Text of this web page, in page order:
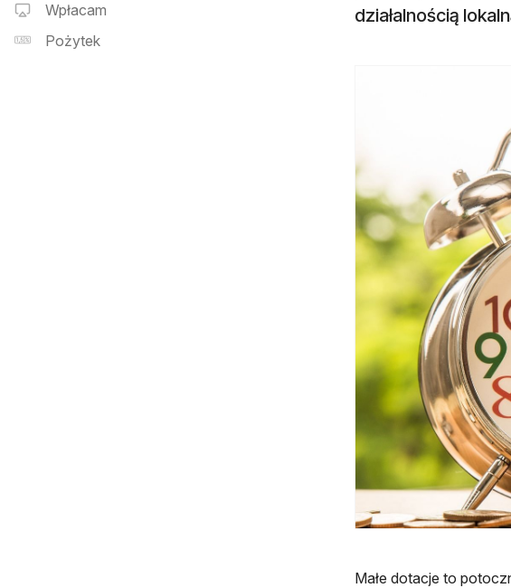
Wpłacam
Pożytek
działalnością
Małe dotacje to